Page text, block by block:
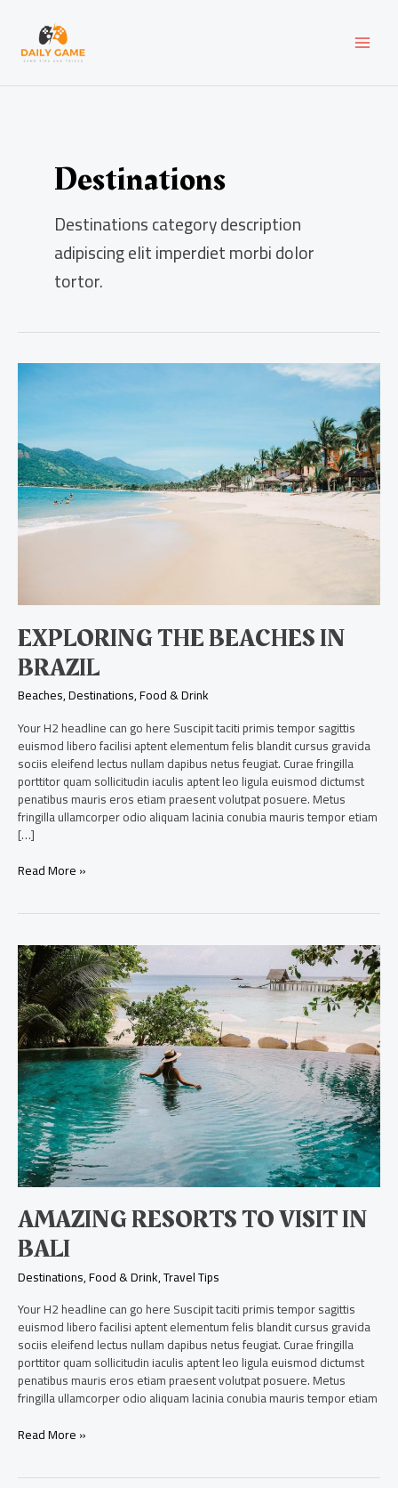
content
Destinations
Destinations category description
adipiscing elit imperdiet morbi dolor
tortor.
EXPLORING THE BEACHES IN
BRAZIL
Beaches,Destinations,Food & Drink
Your H2 headline can go here Suscipit taciti primis tempor sagittis
euismod libero facilisi aptent elementum felis blandit cursus gravida
sociis eleifend lectus nullam dapibus netus feugiat. Curae fringilla
porttitor quam sollicitudin iaculis aptent leo ligula euismod dictumst
penatibus mauris eros etiam praesent volutpat posuere. Metus
fringilla ullamcorper odio aliquam lacinia conubia mauris tempor etiam
[…]
Exploring
the
in
Brazil
Read More »
AMAZING RESORTS TO VISIT IN
BALI
Destinations,Food & Drink,Travel Tips
Your H2 headline can go here Suscipit taciti primis tempor sagittis
euismod libero facilisi aptent elementum felis blandit cursus gravida
sociis eleifend lectus nullam dapibus netus feugiat. Curae fringilla
porttitor quam sollicitudin iaculis aptent leo ligula euismod dictumst
penatibus mauris eros etiam praesent volutpat posuere. Metus
fringilla ullamcorper odio aliquam lacinia conubia mauris tempor etiam
Amazing
resorts
to
visit
in
Bali
Read More »